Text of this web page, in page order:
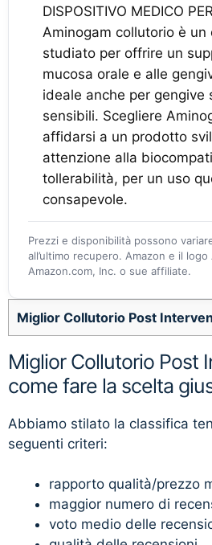
DISPOSITIVO MEDICO
Aminogam collutorio è
studiato per offrire un
mucosa orale e alle
ideale anche per gengive
sensibili. Scegliere
affidarsi a un prodotto
attenzione alla
tollerabilità, per un uso
consapevole.
Prezzi e disponibilità possono
all’ultimo recupero. Amazon e il
Amazon.com, Inc. o sue affiliate.
Miglior Collutorio Post
Miglior Collutorio Post
come fare la scelta
Abbiamo stilato la classifica
seguenti criteri:
rapporto qualità/prezzo
maggior numero di
voto medio delle